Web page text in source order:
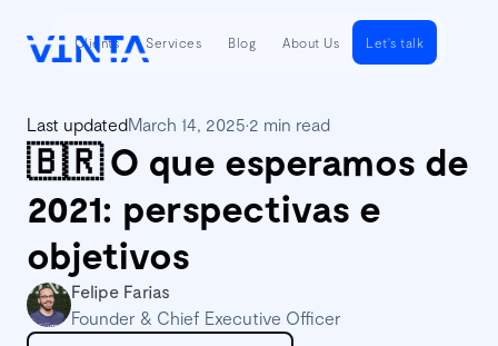
Last updatedMarch 14, 2025•2 min read
🇧🇷 O que esperamos de
2021: perspectivas e
objetivos
Felipe Farias
Founder & Chief Executive Officer
Clients Services Blog About Us Let's talk